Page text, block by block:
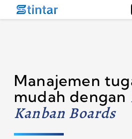
put google tag in file
Manajemen
mudah dengan
Kanban Boards